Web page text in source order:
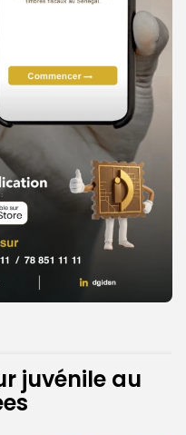
juvénile au